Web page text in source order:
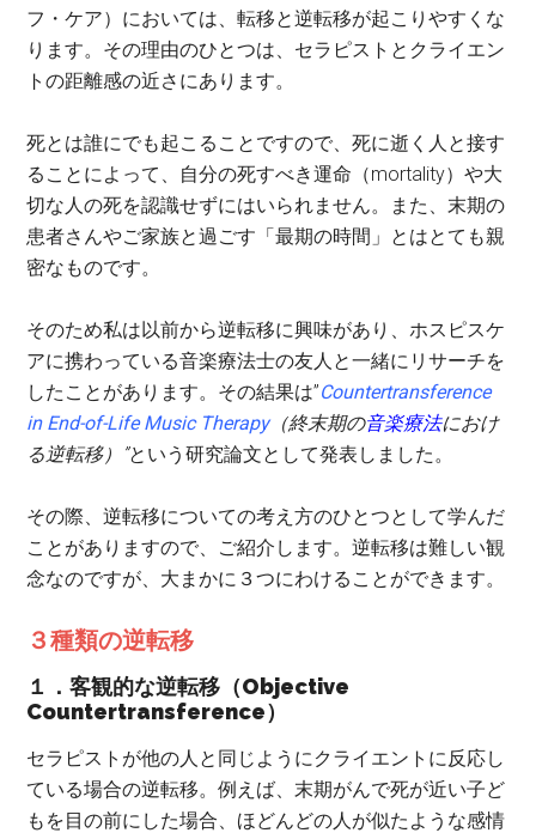
フ・ケア）においては、転移と逆転移が起こりやすくな
ります。その理由のひとつは、セラピストとクライエン
トの距離感の近さにあります。
死とは誰にでも起こることですので、死に逝く人と接す
ることによって、自分の死すべき運命（mortality）や大
切な人の死を認識せずにはいられません。また、末期の
患者さんやご家族と過ごす「最期の時間」とはとても親
密なものです。
そのため私は以前から逆転移に興味があり、ホスピスケ
アに携わっている音楽療法士の友人と一緒にリサーチを
したことがあります。その結果は”Countertransference
in End-of-Life Music Therapy（終末期の音楽療法におけ
る逆転移）”という研究論文として発表しました。
その際、逆転移についての考え方のひとつとして学んだ
ことがありますので、ご紹介します。逆転移は難しい観
念なのですが、大まかに３つにわけることができます。
３種類の逆転移
１．客観的な逆転移（Objective
Countertransference）
セラピストが他の人と同じようにクライエントに反応し
ている場合の逆転移。例えば、末期がんで死が近い子ど
もを目の前にした場合、ほどんどの人が似たような感情